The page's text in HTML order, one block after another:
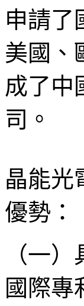
申請了
美國、
成了中
司。
晶能光
優勢：
（一
國際專